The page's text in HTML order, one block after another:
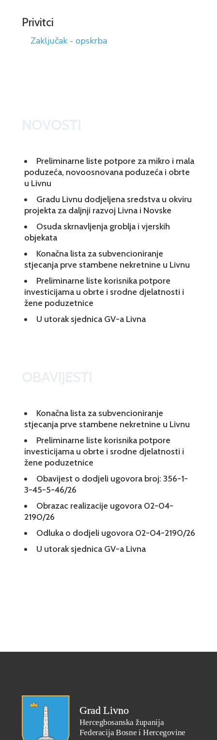
Privitci
Zaključak - opskrba
Preliminarne liste potpore za mikro i mala
poduzeća, novoosnovana poduzeća i obrte
u Livnu
Gradu Livnu dodjeljena sredstva u okviru
projekta za daljnji razvoj Livna i Novske
Osuda skrnavljenja groblja i vjerskih
objekata
Konačna lista za subvencioniranje
stjecanja prve stambene nekretnine u Livnu
Preliminarne liste korisnika potpore
investicijama u obrte i srodne djelatnosti i
žene poduzetnice
U utorak sjednica GV-a Livna
Konačna lista za subvencioniranje
stjecanja prve stambene nekretnine u Livnu
Preliminarne liste korisnika potpore
investicijama u obrte i srodne djelatnosti i
žene poduzetnice
Obavijest o dodjeli ugovora broj: 356-1-
3-45-5-46/26
Obrazac realizacije ugovora 02-04-
2190/26
Odluka o dodjeli ugovora 02-04-2190/26
U utorak sjednica GV-a Livna